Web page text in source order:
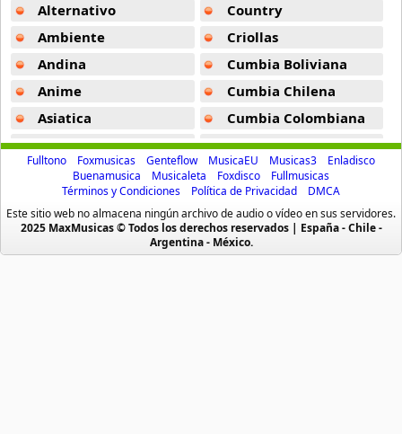
Boat
13 músicas online
Bon Jovi
50 músicas online
26 músicas online
Bryan Ferry
10 músicas online
Celtic Thunder
Alternativo
Ambiente
Andina
Anime
Asiatica
Atevip
Bachatas
Baladas
Baladas De Oro
Baladas En Ingles
Country
Criollas
Cumbia Boliviana
Cumbia Chilena
Cumbia Colombiana
Cumbia Ecuatoriana
Cumbia Mexicana
Cumbia Pop
Cumbia Surena
Cumbias
Fulltono Foxmusicas Genteflow MusicaEU Musicas3
Enladisco
Buenamusica
Musicaleta Foxdisco
Fullmusicas
Términos y Condiciones
Política de Privacidad
DMCA
Este sitio web no almacena ningún archivo de audio o vídeo en sus servidores.
2025 MaxMusicas © Todos los derechos reservados | España - Chile -
Argentina - México.